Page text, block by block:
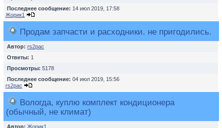
Последнее сообщение: 14 июл 2019, 17:58
Жорик1
Продам запчасти и расходники. не пригодились.
Автор: rs2pac
Ответы: 1
Просмотры: 5178
Последнее сообщение: 04 июл 2019, 15:56
rs2pac
Вологда, куплю комплект кондиционера
(обычный, не климат)
Автор: Жорик1